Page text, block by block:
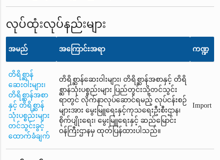
လုပ်ထုံးလုပ်နည်းများ
အမည် အကြောင်းအရာ ကဏ္ဍ
တိရိစ္ဆာန်
ဆေးဝါးများ၊
တိရိစ္ဆာန်အစာ
နှင့် တိရိစ္ဆာန်
သုံးပစ္စည်းများ
တင်သွင်းခွင့်
ထောက်ခံချက်
တိရိစ္ဆာန်ဆေးဝါးများ၊ တိရိစ္ဆာန်အစာနှင့် တိရိ
စ္ဆာန်သုံးပစ္စည်းများ ပြည်တွင်းသို့တင်သွင်း
ရာတွင် လိုက်နာလုပ်ဆောင်ရမည့် လုပ်ငန်းစဉ်
များအား မွေးမြူရေးနှင့်ကုသရေးဦးစီးဌာန၊
စိုက်ပျိုးရေး၊ မွေးမြူရေးနှင့် ဆည်မြောင်း
ဝန်ကြီးဌာနမှ ထုတ်ပြန်ထားပါသည်။
Import